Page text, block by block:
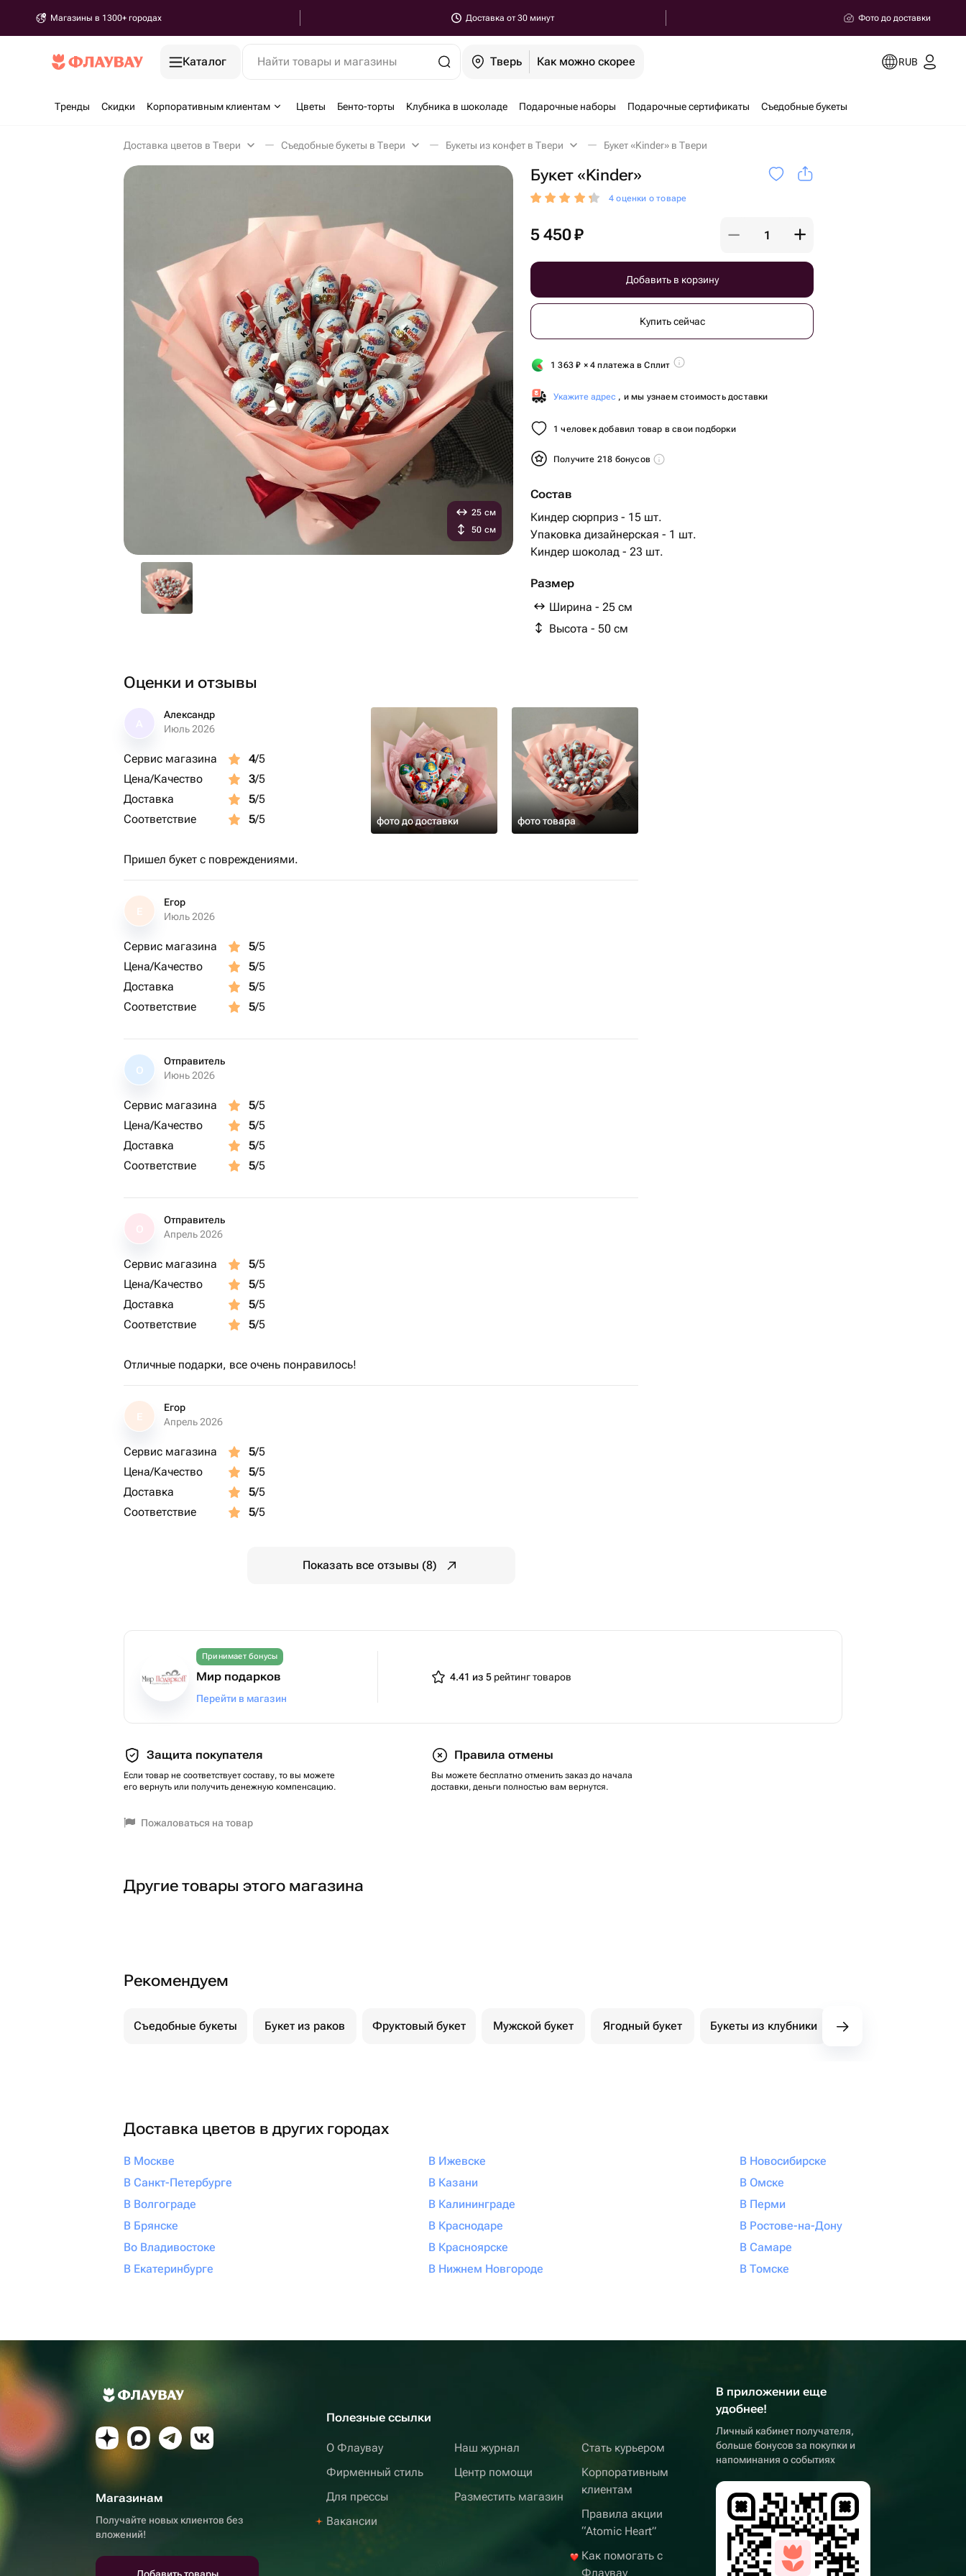
Магазины в 1300+ городах Доставка от 30 минут Фото до доставки
Каталог Найти товары и магазины Тверь Как можно скорее RUB
Тренды Скидки Корпоративным клиентам Цветы Бенто-торты Клубника в шоколаде Подарочные наборы Подарочные сертификаты Съедобные букеты
Доставка цветов в Твери Съедобные букеты в Твери Букеты из конфет в Твери Букет «Kinder» в Твери
Букет «Kinder»
4 оценки о товаре
5 450₽
Добавить в корзину
Купить сейчас
1 363₽ × 4 платежа в Сплит
Укажите адрес , и мы узнаем стоимость доставки
1 человек добавил товар в свои подборки
Получите 218 бонусов
Состав
Киндер сюрприз - 15 шт.
Упаковка дизайнерская - 1 шт.
Киндер шоколад - 23 шт.
Размер
Ширина - 25 см
Высота - 50 см
25 см
50 см
Оценки и отзывы
Александр
Июль 2026
Сервис магазина 4/5
Цена/Качество
3/5
Доставка
5/5
Соответствие
5/5 фото до доставки фото товара
Пришел букет с повреждениями.
Е
Егор
Июль 2026
Сервис магазина 5/5
Цена/Качество
5/5
Доставка
5/5
Соответствие
5/5
О
Отправитель
Июнь 2026
Сервис магазина 5/5
Цена/Качество
5/5
Доставка
5/5
Соответствие
5/5
Отправитель
Апрель 2026
Сервис магазина 5/5
Цена/Качество
5/5
Доставка
5/5
Соответствие
5/5
Отличные подарки, все очень понравилось!
Е
Егор
Апрель 2026
Сервис магазина 5/5
Цена/Качество
5/5
Доставка
5/5
Соответствие
5/5
Показать все отзывы (8)
Принимает бонусы
Мир подарков
Перейти в магазин
4.41 из 5 рейтинг товаров
Защита покупателя
Если товар не соответствует составу, то вы можете
его вернуть или получить денежную компенсацию.
Правила отмены
Вы можете бесплатно отменить заказ до начала
доставки, деньги полностью вам вернутся.
Пожаловаться на товар
Другие товары этого магазина
Рекомендуем
Съедобные букеты Букет из раков Фруктовый букет Мужской букет Ягодный букет Букеты из клубники Букет из конфет
Доставка цветов в других городах
В Москве
В Санкт-Петербурге
В Волгограде
В Брянске
Во Владивостоке
В Екатеринбурге
В Ижевске
В Казани
В Калининграде
В Краснодаре
В Красноярске
В Нижнем Новгороде
В Новосибирске
В Омске
В Перми
В Ростове-на-Дону
В Самаре
В Томске
Магазинам
Получайте новых клиентов без
вложений!
Полезные ссылки
О Флаувау
Фирменный стиль
Для прессы
Вакансии
Наш журнал
Центр помощи
Разместить магазин
Стать курьером
Корпоративным
клиентам
Правила акции
“Atomic Heart”
Как помогать с
Флаувау
В приложении еще
удобнее!
Личный кабинет получателя,
больше бонусов за покупки и
напоминания о событиях